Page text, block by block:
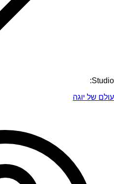
Studio:
עולם של יוגה